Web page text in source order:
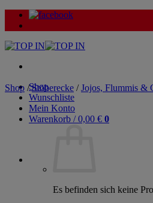
Zum
Inhalt
Shop
Wunschliste
Mein Konto
Warenkorb /0,00 € 0
Es befinden sich keine
Shop / Stöberecke / Jojos, Flummis &